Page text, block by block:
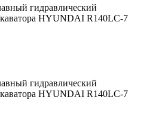
гидравлический
HYUNDAI R140LC-7
гидравлический
HYUNDAI R140LC-7